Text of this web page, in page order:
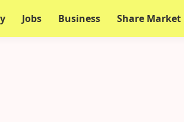
Jobs Business Share Market